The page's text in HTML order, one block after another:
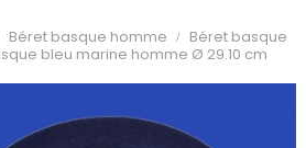
Béret basque homme
Béret basque
bleu marine homme Ø 29.10 cm